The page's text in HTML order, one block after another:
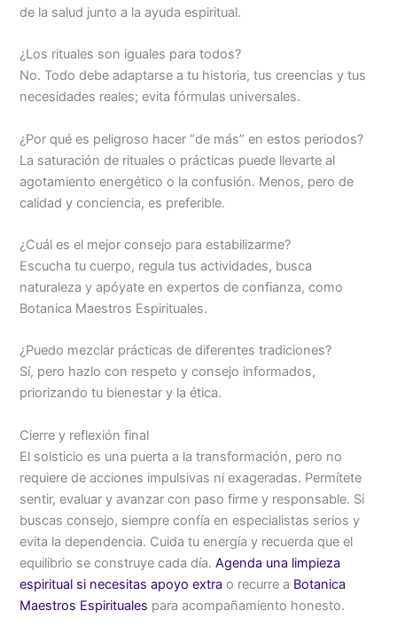
de la salud junto a la ayuda espiritual.
¿Los rituales son iguales para todos?
No. Todo debe adaptarse a tu historia, tus creencias y tus
necesidades reales; evita fórmulas universales.
¿Por qué es peligroso hacer “de más” en estos periodos?
La saturación de rituales o prácticas puede llevarte al
agotamiento energético o la confusión. Menos, pero de
calidad y conciencia, es preferible.
¿Cuál es el mejor consejo para estabilizarme?
Escucha tu cuerpo, regula tus actividades, busca
naturaleza y apóyate en expertos de confianza, como
Botanica Maestros Espirituales.
¿Puedo mezclar prácticas de diferentes tradiciones?
Sí, pero hazlo con respeto y consejo informados,
priorizando tu bienestar y la ética.
Cierre y reflexión final
El solsticio es una puerta a la transformación, pero no
requiere de acciones impulsivas ni exageradas. Permítete
sentir, evaluar y avanzar con paso firme y responsable. Si
buscas consejo, siempre confía en especialistas serios y
evita la dependencia. Cuida tu energía y recuerda que el
equilibrio se construye cada día.Agenda una limpieza
espiritual si necesitas apoyo extra o recurre a Botanica
Maestros Espirituales para acompañamiento honesto.